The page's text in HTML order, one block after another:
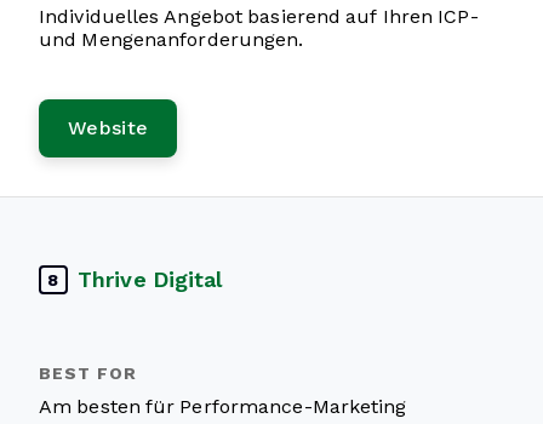
Individuelles Angebot basierend auf Ihren ICP-
und Mengenanforderungen.
Website
8 Thrive Digital
Am besten für Performance-Marketing